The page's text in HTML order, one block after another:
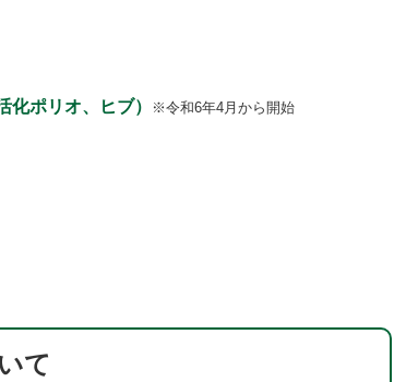
ポリオ、ヒブ）
※令和6年4月から開始
て